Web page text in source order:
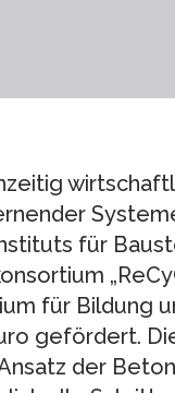
für
für Bildung
gefördert.
der